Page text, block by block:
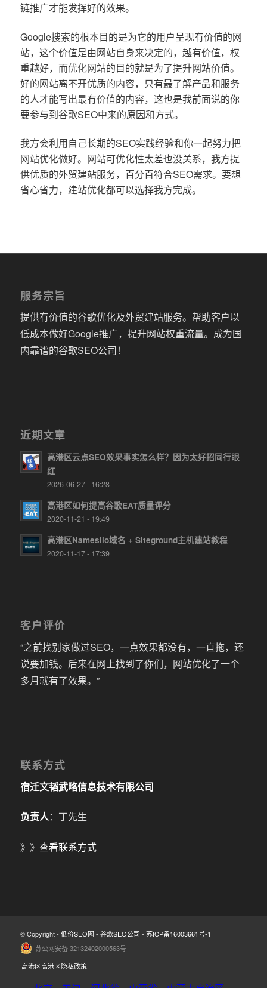
链推广才能发挥好的效果。
Google搜索的根本目的是为它的用户呈现有价值的网
站，这个价值是由网站自身来决定的，越有价值，权
重越好，而优化网站的目的就是为了提升网站价值。
好的网站离不开优质的内容，只有最了解产品和服务
的人才能写出最有价值的内容，这也是我前面说的你
要参与到谷歌SEO中来的原因和方式。
我方会利用自己长期的SEO实践经验和你一起努力把
网站优化做好。网站可优化性太差也没关系，我方提
供优质的外贸建站服务，百分百符合SEO需求。要想
省心省力，建站优化都可以选择我方完成。
服务宗旨
提供有价值的谷歌优化及外贸建站服务。帮助客户以
低成本做好Google推广，提升网站权重流量。成为国
内靠谱的谷歌SEO公司！
近期文章
高港区云点SEO效果事实怎么样？因为太好招同行眼
红
2026-06-27 - 16:28
高港区如何提高谷歌EAT质量评分
2020-11-21 - 19:49
高港区Namesilo域名 + Siteground主机建站教程
2020-11-17 - 17:39
客户评价
“之前找别家做过SEO，一点效果都没有，一直拖，还
说要加钱。后来在网上找到了你们，网站优化了一个
多月就有了效果。”
联系方式
宿迁文韬武略信息技术有限公司
负责人：丁先生
》》 查看联系方式
© Copyright - 低价SEO网 - 谷歌SEO公司 - 苏ICP备16003661号-1
苏公网安备 32132402000563号
高港区高港区隐私政策